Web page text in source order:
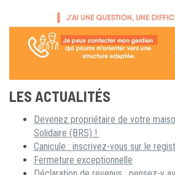
LES ACTUALITÉS
Devenez propriétaire de votre
Solidaire (BRS) !
Canicule : inscrivez-vous sur le
Fermeture exceptionnelle